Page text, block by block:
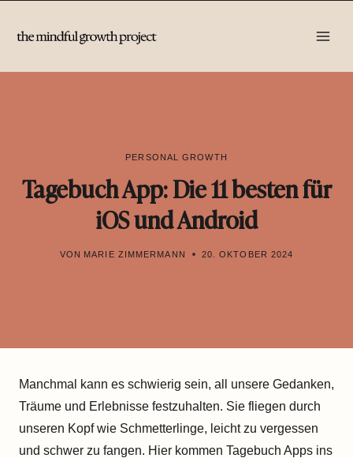
Inhalt
PERSONAL GROWTH
Tagebuch App: Die 11 besten für
iOS und Android
VON MARIE ZIMMERMANN 20. OKTOBER 2024
Manchmal kann es schwierig sein, all unsere Gedanken,
Träume und Erlebnisse festzuhalten. Sie fliegen durch
unseren Kopf wie Schmetterlinge, leicht zu vergessen
und schwer zu fangen. Hier kommen Tagebuch Apps ins